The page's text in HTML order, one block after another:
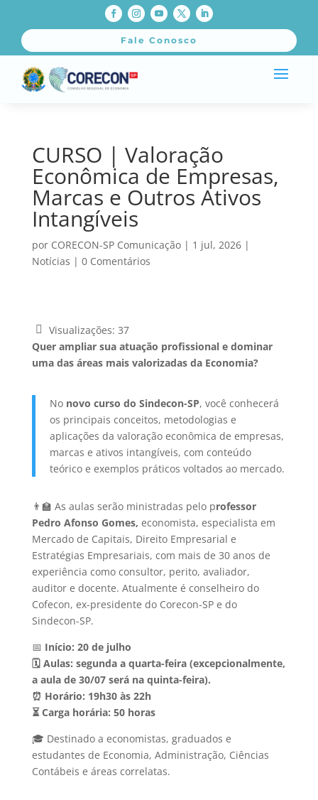
Fale Conosco
CURSO | Valoração
Econômica de Empresas,
Marcas e Outros Ativos
Intangíveis
por CORECON-SP Comunicação| 1 jul, 2026|
Notícias | 0 Comentários
Visualizações: 37
Quer ampliar sua atuação profissional e dominar
uma das áreas mais valorizadas da Economia?
No novo curso do Sindecon-SP, você conhecerá
os principais conceitos, metodologias e
aplicações da valoração econômica de empresas,
marcas e ativos intangíveis, com conteúdo
teórico e exemplos práticos voltados ao mercado.
👨‍🏫 As aulas serão ministradas pelo professor
Pedro Afonso Gomes, economista, especialista em
Mercado de Capitais, Direito Empresarial e
Estratégias Empresariais, com mais de 30 anos de
experiência como consultor, perito, avaliador,
auditor e docente. Atualmente é conselheiro do
Cofecon, ex-presidente do Corecon-SP e do
Sindecon-SP.
📅 Início: 20 de julho
🗓️ Aulas: segunda a quarta-feira (excepcionalmente,
a aula de 30/07 será na quinta-feira).
⏰ Horário: 19h30 às 22h
⏳ Carga horária: 50 horas
🎓 Destinado a economistas, graduados e
estudantes de Economia, Administração, Ciências
Contábeis e áreas correlatas.